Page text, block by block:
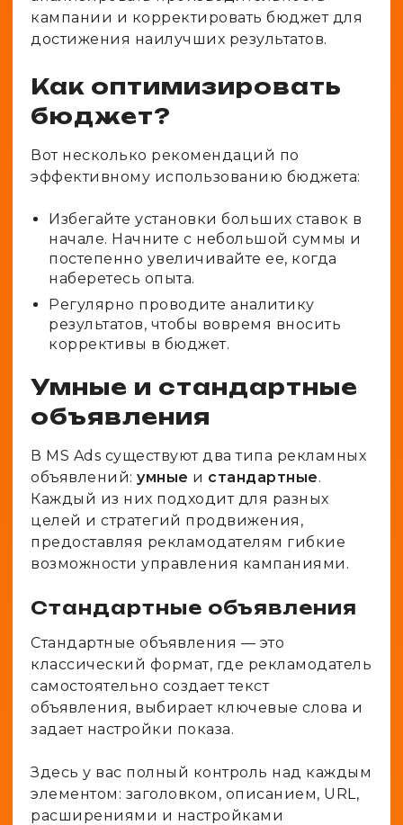
кампании и корректировать бюджет для
достижения наилучших результатов.
Как оптимизировать
бюджет?
Вот несколько рекомендаций по
эффективному использованию бюджета:
Избегайте установки больших ставок в
начале. Начните с небольшой суммы и
постепенно увеличивайте ее, когда
наберетесь опыта.
Регулярно проводите аналитику
результатов, чтобы вовремя вносить
коррективы в бюджет.
Умные и стандартные
объявления
В MS Ads существуют два типа рекламных
объявлений: умные и стандартные.
Каждый из них подходит для разных
целей и стратегий продвижения,
предоставляя рекламодателям гибкие
возможности управления кампаниями.
Стандартные объявления
Стандартные объявления — это
классический формат, где рекламодатель
самостоятельно создает текст
объявления, выбирает ключевые слова и
задает настройки показа.
Здесь у вас полный контроль над каждым
элементом: заголовком, описанием, URL,
расширениями и настройками